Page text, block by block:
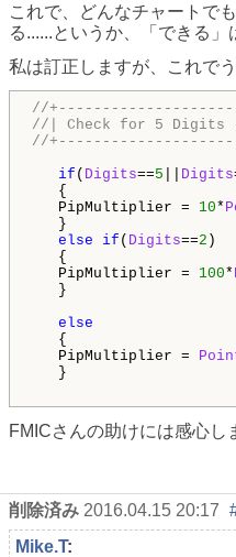
これで、どんなチャートで
る......というか、「できる」
私は訂正しますが、これで
//
//| Check for 5 Digits
//
if ( Digits==5 Digits
{
PipMultiplier = 10*
}
else
if ( Digits==2 )
{
PipMultiplier = 100*
}
else
{
PipMultiplier =
}
FMICさんの助けには感心し
削除済み 2016.04.15 20:17
Mike.T: